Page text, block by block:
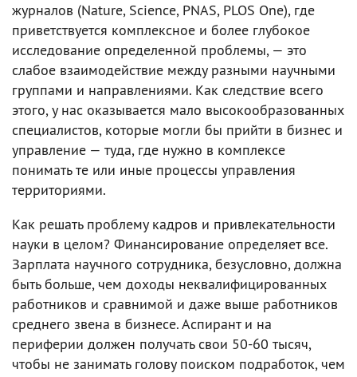
журналов (Nature, Science, PNAS, PLOS One), где
приветствуется комплексное и более глубокое
исследование определенной проблемы, — это
слабое взаимодействие между разными научными
группами и направлениями. Как следствие всего
этого, у нас оказывается мало высокообразованных
специалистов, которые могли бы прийти в бизнес и
управление — туда, где нужно в комплексе
понимать те или иные процессы управления
территориями.
Как решать проблему кадров и привлекательности
науки в целом? Финансирование определяет все.
Зарплата научного сотрудника, безусловно, должна
быть больше, чем доходы неквалифицированных
работников и сравнимой и даже выше работников
среднего звена в бизнесе. Аспирант и на
периферии должен получать свои 50-60 тысяч,
чтобы не занимать голову поиском подработок, чем